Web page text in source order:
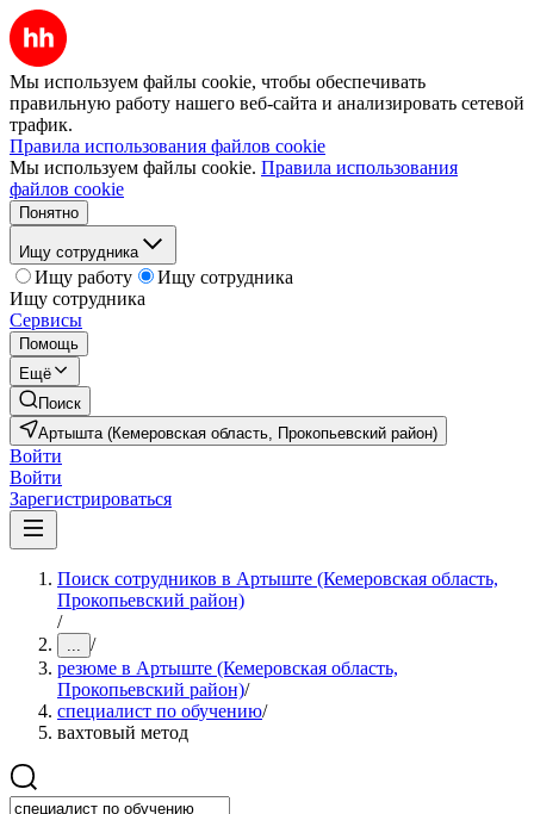
Мы используем файлы cookie, чтобы обеспечивать
правильную работу нашего веб-сайта и анализировать сетевой
трафик.
Правила использования файлов cookie
Мы используем файлы cookie. Правила использования
файлов cookie
Понятно
Ищу сотрудника
Ищу работу
Ищу сотрудника
Ищу сотрудника
Сервисы
Помощь
Ещё
Поиск
Артышта (Кемеровская область, Прокопьевский район)
Войти
Войти
Зарегистрироваться
Поиск сотрудников в Артыште (Кемеровская область,
Прокопьевский район)
/
... /
резюме в Артыште (Кемеровская область,
Прокопьевский район)/
специалист по обучению/
вахтовый метод